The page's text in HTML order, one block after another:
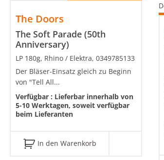
The Doors
The Soft Parade (50th
Anniversary)
LP 180g, Rhino / Elektra, 0349785133
Der Bläser-Einsatz gleich zu Beginn
von "Tell All...
Verfügbar : Lieferbar innerhalb von
5-10 Werktagen, soweit verfügbar
beim Lieferanten
In den Warenkorb